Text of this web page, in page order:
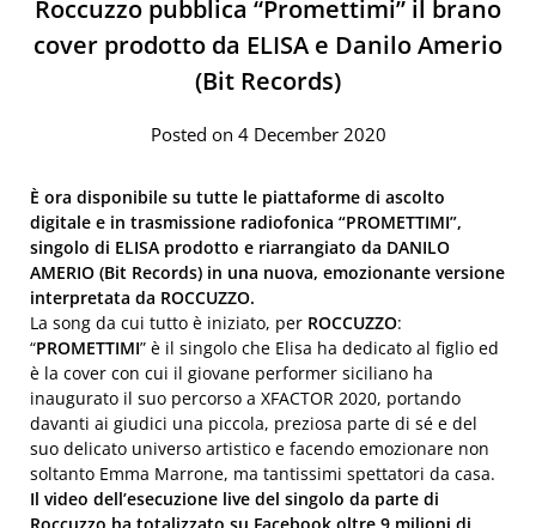
Roccuzzo pubblica “Promettimi” il brano
cover prodotto da ELISA e Danilo Amerio
(Bit Records)
Posted on 4 December 2020
È ora disponibile su tutte le piattaforme di ascolto
digitale e in trasmissione radiofonica “PROMETTIMI”,
singolo di ELISA prodotto e riarrangiato da DANILO
AMERIO (Bit Records) in una nuova, emozionante versione
interpretata da ROCCUZZO.
La song da cui tutto è iniziato, per ROCCUZZO:
“PROMETTIMI” è il singolo che Elisa ha dedicato al figlio ed
è la cover con cui il giovane performer siciliano ha
inaugurato il suo percorso a XFACTOR 2020, portando
davanti ai giudici una piccola, preziosa parte di sé e del
suo delicato universo artistico e facendo emozionare non
soltanto Emma Marrone, ma tantissimi spettatori da casa.
Il video dell’esecuzione live del singolo da parte di